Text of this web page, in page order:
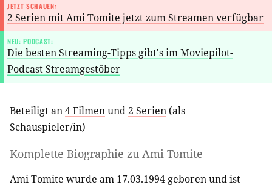
JETZT SCHAUEN:
2 Serien mit Ami Tomite jetzt zum Streamen verfügbar
NEU: PODCAST:
Die besten Streaming-Tipps gibt's im Moviepilot-
Podcast Streamgestöber
Beteiligt an4 Filmenund2 Serien (als
Schauspieler/in)
Komplette Biographie zu Ami Tomite
Ami Tomite wurde am 17.03.1994 geboren und ist